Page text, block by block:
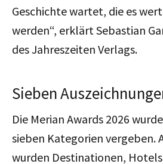
Geschichte wartet, die es
werden“, erklärt Sebastian
des Jahreszeiten Verlags.
Sieben
Die Merian Awards 2026
sieben Kategorien vergeben.
wurden Destinationen,